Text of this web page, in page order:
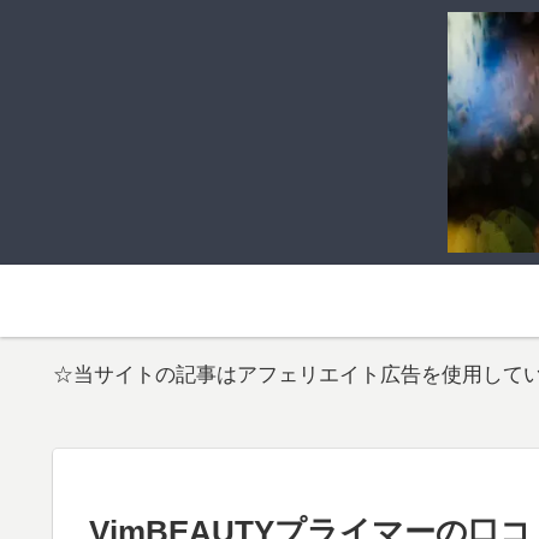
☆当サイトの記事はアフェリエイト広告を使用して
VimBEAUTYプライマーの口